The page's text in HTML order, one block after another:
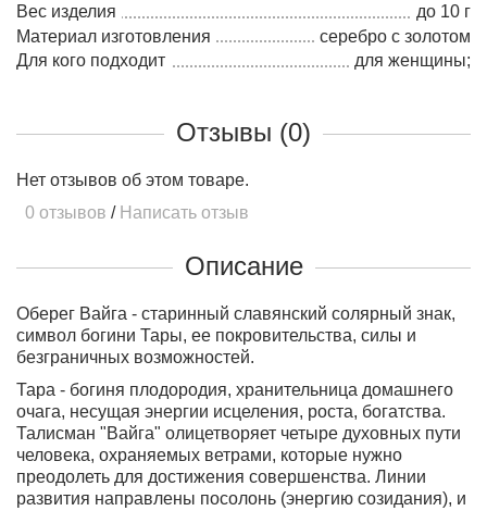
Вес изделия
до 10 г
Материал изготовления
серебро c золотом
Для кого подходит
для женщины;
Отзывы (0)
Нет отзывов об этом товаре.
0 отзывов / Написать отзыв
Описание
Оберег Вайга - старинный славянский солярный знак,
символ богини Тары, ее покровительства, силы и
безграничных возможностей.
Тара - богиня плодородия, хранительница домашнего
очага, несущая энергии исцеления, роста, богатства.
Талисман "Вайга" олицетворяет четыре духовных пути
человека, охраняемых ветрами, которые нужно
преодолеть для достижения совершенства. Линии
развития направлены посолонь (энергию созидания), и